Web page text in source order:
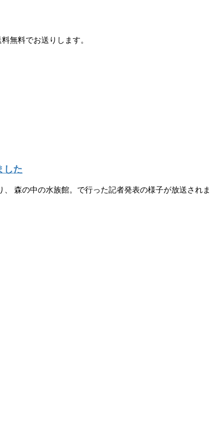
無料でお送りします。
した
森の中の水族館。で行った記者発表の様子が放送されま